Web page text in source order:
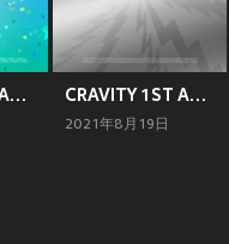
CRAVITY 1ST ALBUM PART 2 [LIBERTY : IN OUR COSMOS] CRAVITY 1ST ALBUM PART 1 [The Awakening: Written In The Stars]
2021年8月19日